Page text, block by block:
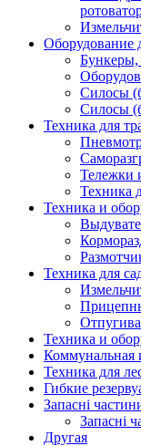
Оборудование
Бункеры,
Силосы
Силосы
Техника для
Тележки
Техника
Техника и
Техника для
Техника и
Коммунальная
Техника для
Гибкие
Запасні
Запасні
Другая